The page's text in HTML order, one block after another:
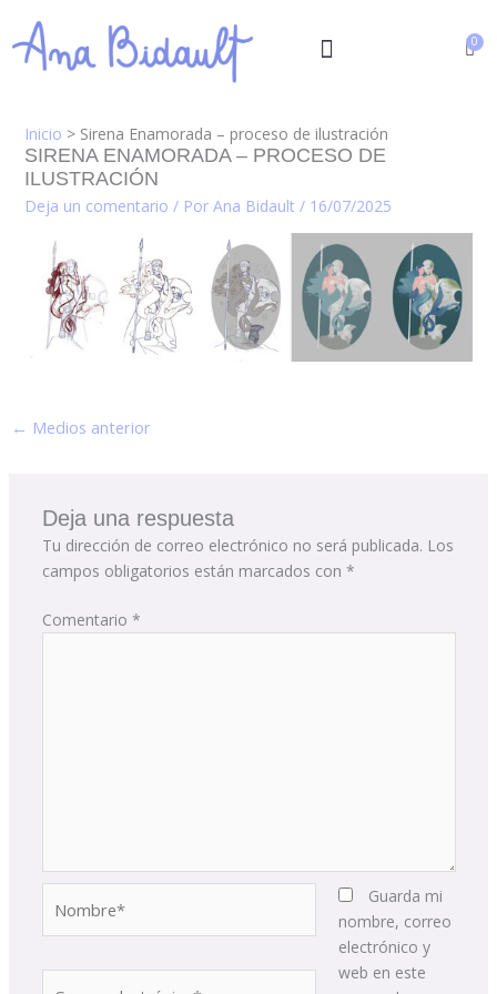
contenido
Inicio Sirena Enamorada – proceso de ilustración
SIRENA ENAMORADA – PROCESO DE
ILUSTRACIÓN
Deja un comentario / Por Ana Bidault / 16/07/2025
← Medios anterior
Deja una respuesta
Tu dirección de correo electrónico no será publicada. Los
campos obligatorios están marcados con *
Comentario *
Guarda mi
nombre, correo
electrónico y
web en este